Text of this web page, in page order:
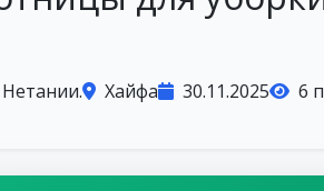
Хайфа 30.11.2025 6